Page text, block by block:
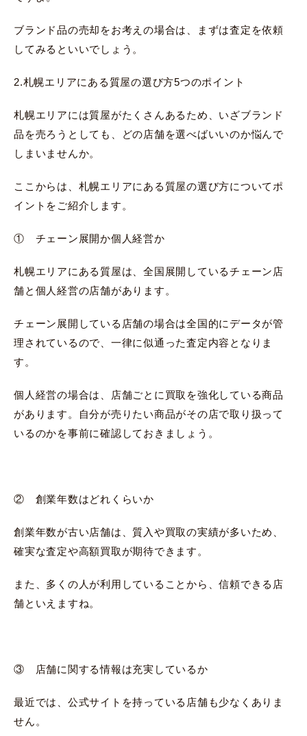
ブランド品の売却をお考えの場合は、まずは査定を依頼
してみるといいでしょう。
2.札幌エリアにある質屋の選び方5つのポイント
札幌エリアには質屋がたくさんあるため、いざブランド
品を売ろうとしても、どの店舗を選べばいいのか悩んで
しまいませんか。
ここからは、札幌エリアにある質屋の選び方についてポ
イントをご紹介します。
① チェーン展開か個人経営か
札幌エリアにある質屋は、全国展開しているチェーン店
舗と個人経営の店舗があります。
チェーン展開している店舗の場合は全国的にデータが管
理されているので、一律に似通った査定内容となりま
す。
個人経営の場合は、店舗ごとに買取を強化している商品
があります。自分が売りたい商品がその店で取り扱って
いるのかを事前に確認しておきましょう。
② 創業年数はどれくらいか
創業年数が古い店舗は、質入や買取の実績が多いため、
確実な査定や高額買取が期待できます。
また、多くの人が利用していることから、信頼できる店
舗といえますね。
③ 店舗に関する情報は充実しているか
最近では、公式サイトを持っている店舗も少なくありま
せん。